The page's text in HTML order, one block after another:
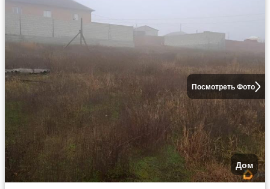
Посмотреть Фото
Дом